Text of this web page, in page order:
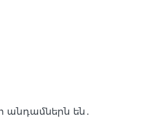
անդամներն են․